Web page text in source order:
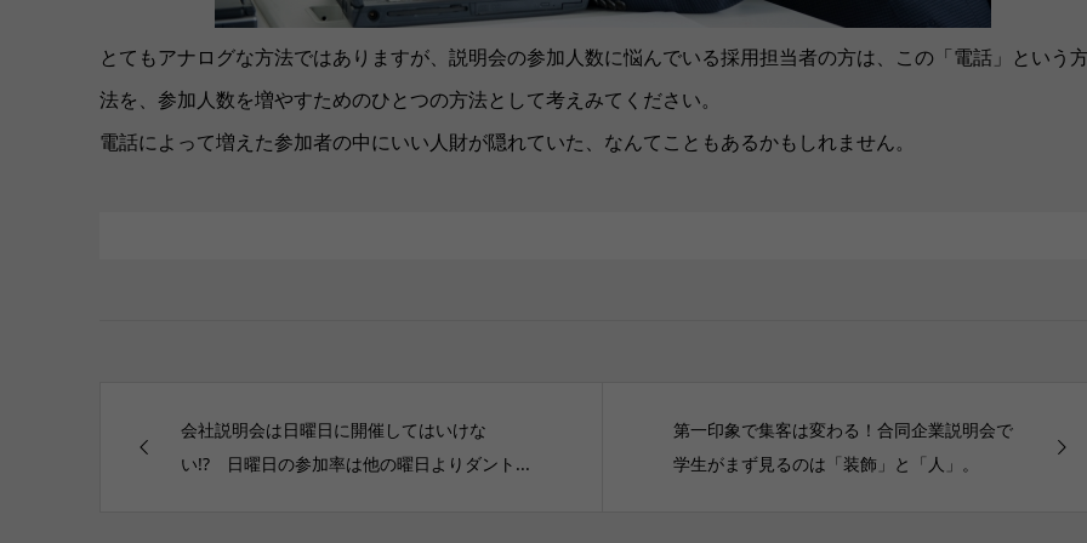
とてもアナログな方法ではありますが、説明会の参加人数に悩んでいる採用担当者の方は、この「電話」という
法を、参加人数を増やすためのひとつの方法として考えみてください。
電話によって増えた参加者の中にいい人財が隠れていた、なんてこともあるかもしれません。
会社説明会は日曜日に開催してはいけな
い!? 日曜日の参加率は他の曜日よりダント...
第一印象で集客は変わる！合同企業説明会で
学生がまず見るのは「装飾」と「人」。